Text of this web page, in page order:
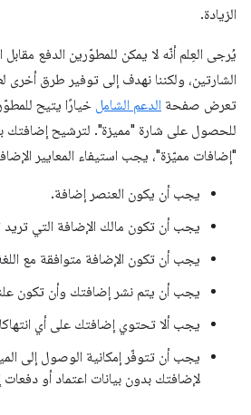
الزيادة.
يُرجى العِلم أنّه لا يمكن للمطوّرين الدفع
الشارتين، ولكننا نهدف إلى توفير طرق أخرى
تعرض صفحة الدعم الشامل خيارًا يتيح
للحصول على شارة "مميزة". لترشيح إضافتك
"إضافات مميّزة"، يجب استيفاء المعايير
يجب أن يكون العنصر إضافة.
يجب أن تكون مالك الإضافة التي
يجب أن تكون الإضافة متوافقة مع
يجب أن يتم نشر إضافتك وأن تكون
يجب ألا تحتوي إضافتك على أي
يجب أن تتوفّر إمكانية الوصول إلى
لإضافتك بدون بيانات اعتماد أو